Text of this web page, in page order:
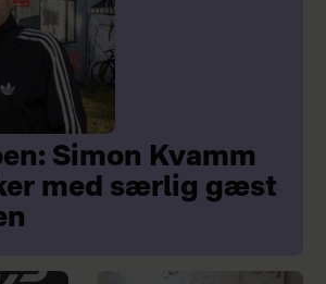
Simon Kvamm
med særlig gæst